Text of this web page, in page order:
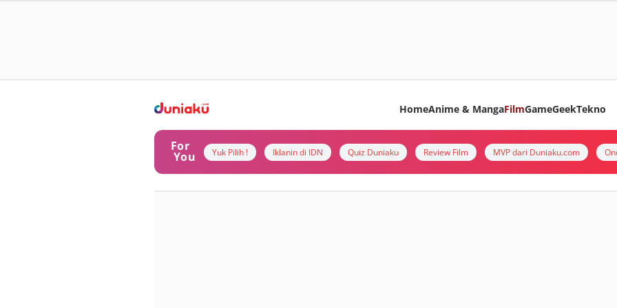
HomeAnime & MangaFilmGameGeekTekno
For
You Yuk Pilih ! Iklanin di IDN Quiz Duniaku Review Film MVP dari Duniaku.com